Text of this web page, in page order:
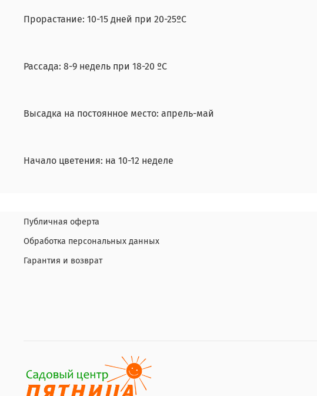
Прорастание: 10-15 дней при 20-25ºС
Рассада: 8-9 недель при 18-20 ºС
Высадка на постоянное место: апрель-май
Начало цветения: на 10-12 неделе
Публичная оферта
Обработка персональных данных
Гарантия и возврат